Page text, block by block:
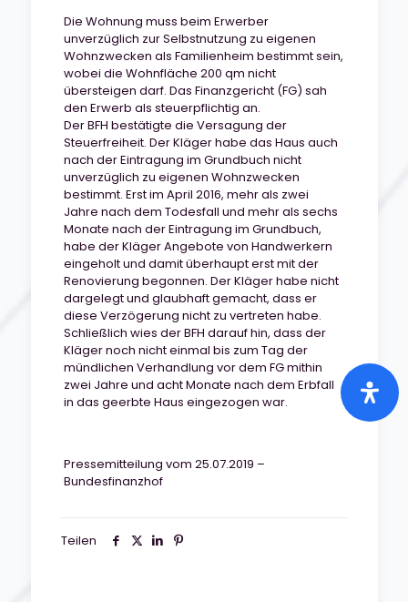
Die Wohnung muss beim Erwerber
unverzüglich zur Selbstnutzung zu eigenen
Wohnzwecken als Familienheim bestimmt sein,
wobei die Wohnfläche 200 qm nicht
übersteigen darf. Das Finanzgericht (FG) sah
den Erwerb als steuerpflichtig an.
Der BFH bestätigte die Versagung der
Steuerfreiheit. Der Kläger habe das Haus auch
nach der Eintragung im Grundbuch nicht
unverzüglich zu eigenen Wohnzwecken
bestimmt. Erst im April 2016, mehr als zwei
Jahre nach dem Todesfall und mehr als sechs
Monate nach der Eintragung im Grundbuch,
habe der Kläger Angebote von Handwerkern
eingeholt und damit überhaupt erst mit der
Renovierung begonnen. Der Kläger habe nicht
dargelegt und glaubhaft gemacht, dass er
diese Verzögerung nicht zu vertreten habe.
Schließlich wies der BFH darauf hin, dass der
Kläger noch nicht einmal bis zum Tag der
mündlichen Verhandlung vor dem FG mithin
zwei Jahre und acht Monate nach dem Erbfall
in das geerbte Haus eingezogen war.
Pressemitteilung vom 25.07.2019 –
Bundesfinanzhof
Teilen